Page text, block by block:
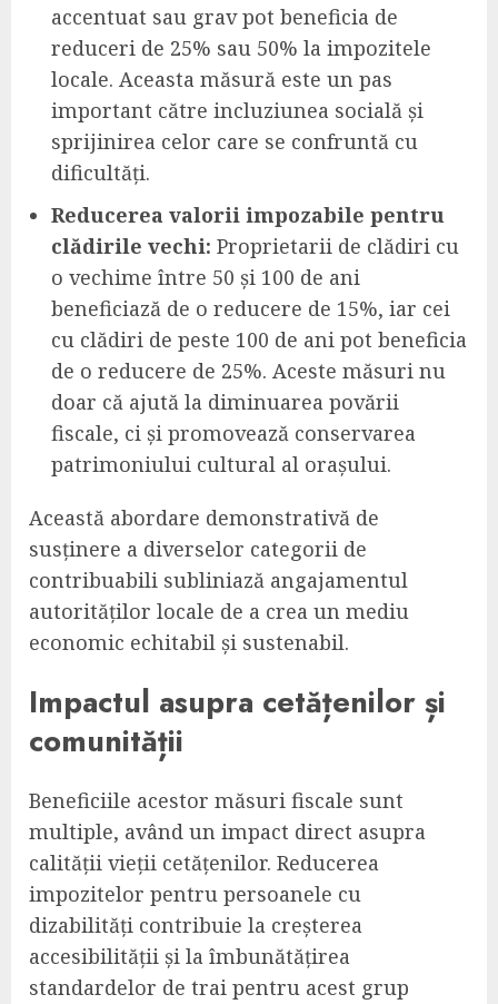
accentuat sau grav pot beneficia de
reduceri de 25% sau 50% la impozitele
locale. Aceasta măsură este un pas
important către incluziunea socială și
sprijinirea celor care se confruntă cu
dificultăți.
Reducerea valorii impozabile pentru
clădirile vechi: Proprietarii de clădiri cu
o vechime între 50 și 100 de ani
beneficiază de o reducere de 15%, iar cei
cu clădiri de peste 100 de ani pot beneficia
de o reducere de 25%. Aceste măsuri nu
doar că ajută la diminuarea povării
fiscale, ci și promovează conservarea
patrimoniului cultural al orașului.
Această abordare demonstrativă de
susținere a diverselor categorii de
contribuabili subliniază angajamentul
autorităților locale de a crea un mediu
economic echitabil și sustenabil.
Impactul asupra cetățenilor și
comunității
Beneficiile acestor măsuri fiscale sunt
multiple, având un impact direct asupra
calității vieții cetățenilor. Reducerea
impozitelor pentru persoanele cu
dizabilități contribuie la creșterea
accesibilității și la îmbunătățirea
standardelor de trai pentru acest grup